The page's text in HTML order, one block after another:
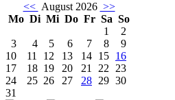
<< August 2026 >>
Mo Di Mi Do Fr Sa So
1
2
3
4 5 6 7 8
9
10
11 12 13 14 15 16
17
18 19 20 21 22 23
24
25 26 27 28 29 30
31